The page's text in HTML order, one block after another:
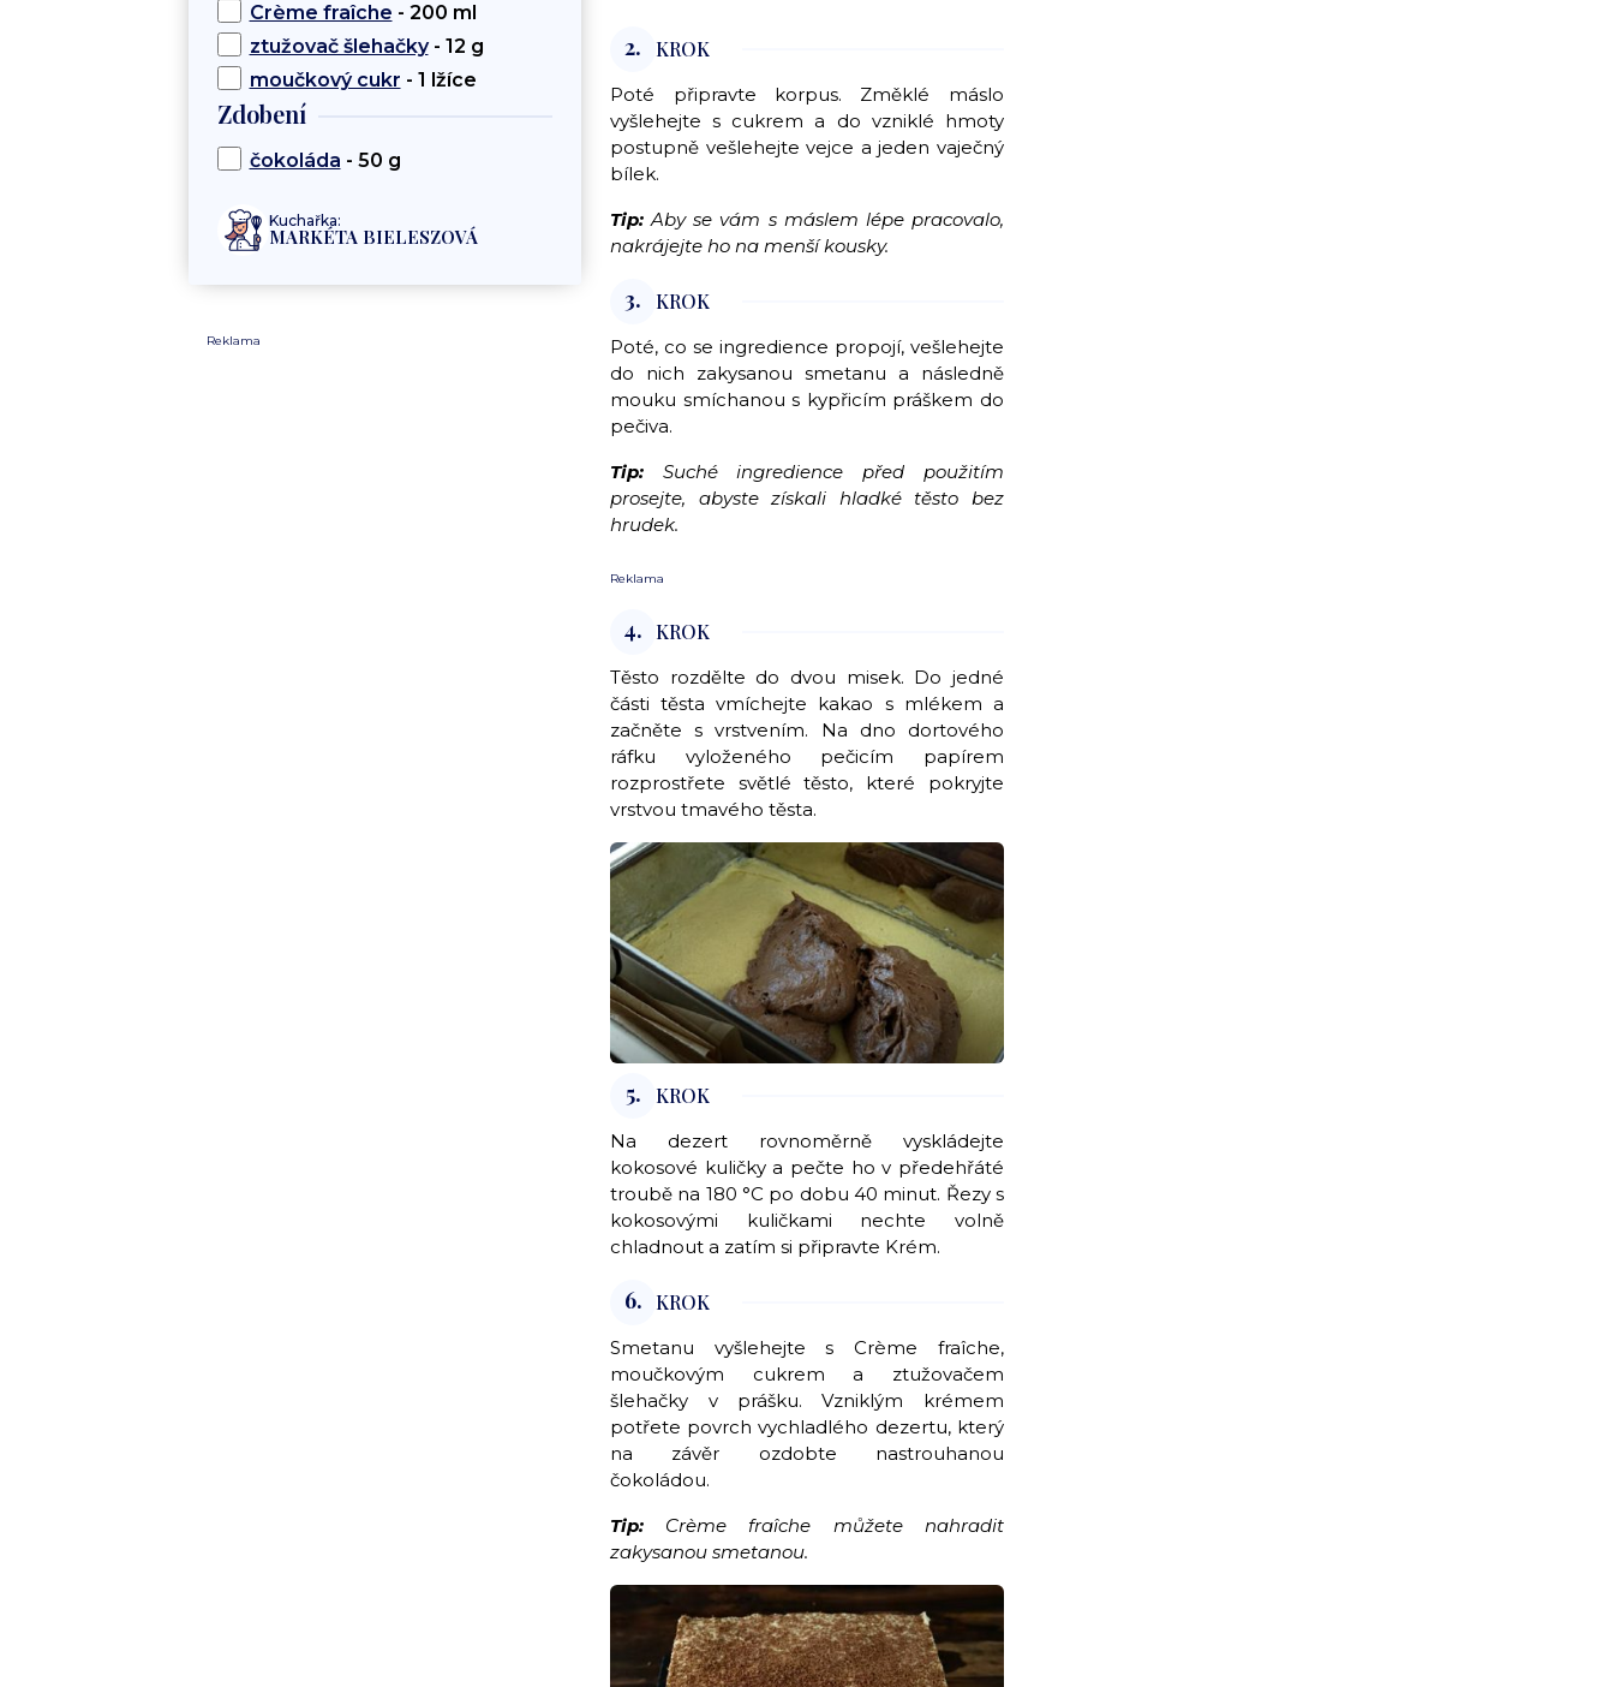
Crème fraîche - 200 ml
ztužovač šlehačky- 12 g
moučkový cukr - 1 lžíce
Zdobení
čokoláda - 50 g
Kuchařka:
MARKÉTA BIELESZOVÁ
Reklama
2. KROK
Poté připravte korpus. Změklé máslo
vyšlehejte s cukrem a do vzniklé hmoty
postupně vešlehejte vejce a jeden vaječný
bílek.
Tip: Aby se vám s máslem lépe pracovalo,
nakrájejte ho na menší kousky.
3. KROK
Poté, co se ingredience propojí, vešlehejte
do nich zakysanou smetanu a následně
mouku smíchanou s kypřicím práškem do
pečiva.
Tip: Suché ingredience před použitím
prosejte, abyste získali hladké těsto bez
hrudek.
Reklama
4. KROK
Těsto rozdělte do dvou misek. Do jedné
části těsta vmíchejte kakao s mlékem a
začněte s vrstvením. Na dno dortového
ráfku vyloženého pečicím papírem
rozprostřete světlé těsto, které pokryjte
vrstvou tmavého těsta.
5. KROK
Na dezert rovnoměrně vyskládejte
kokosové kuličky a pečte ho v předehřáté
troubě na 180 °C po dobu 40 minut. Řezy s
kokosovými kuličkami nechte volně
chladnout a zatím si připravte Krém.
6. KROK
Smetanu vyšlehejte s Crème fraîche,
moučkovým cukrem a ztužovačem
šlehačky v prášku. Vzniklým krémem
potřete povrch vychladlého dezertu, který
na závěr ozdobte nastrouhanou
čokoládou.
Tip: Crème fraîche můžete nahradit
zakysanou smetanou.